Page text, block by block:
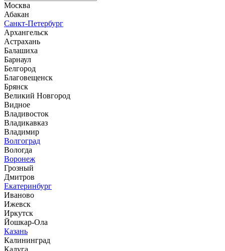
Москва
Абакан
Санкт-Петербург
Архангельск
Астрахань
Балашиха
Барнаул
Белгород
Благовещенск
Брянск
Великий Новгород
Видное
Владивосток
Владикавказ
Владимир
Волгоград
Вологда
Воронеж
Грозный
Дмитров
Екатеринбург
Иваново
Ижевск
Иркутск
Йошкар-Ола
Казань
Калининград
Калуга